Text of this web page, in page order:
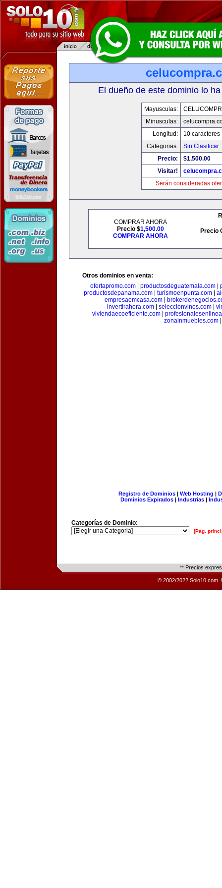
El dueño de este dominio lo
Mayusculas:
Minusculas:
Longitud:
10 caracteres
Categorias:
Sin Clasificar
Precio:
$1,500.00
Visitar!
Serán consideradas
COMPRAR AHORA
Precio $1,500.00
COMPRAR AHORA
Precio
Otros dominios en venta:
ofertapromo.com
productosdeguatemala.com
productosdepanama.com
turismoenpunta.com
empresaemcasa.com
invertirahora.com| seleccionvinos.com|
viviendaecoeficiente.com|
zonainmuebles.com
Registro de Dominios| Web Hosting |
Dominios Expirados | Industrias |
Categorías de Dominio:
[Pág.
** Precios
© 2002/2022 Solo10.com